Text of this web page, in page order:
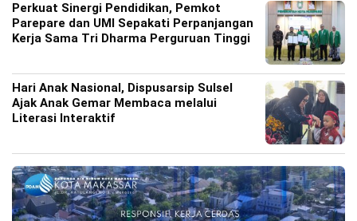
Perkuat Sinergi Pendidikan, Pemkot
Parepare dan UMI Sepakati Perpanjangan
Kerja Sama Tri Dharma Perguruan Tinggi
Hari Anak Nasional, Dispusarsip Sulsel
Ajak Anak Gemar Membaca melalui
Literasi Interaktif